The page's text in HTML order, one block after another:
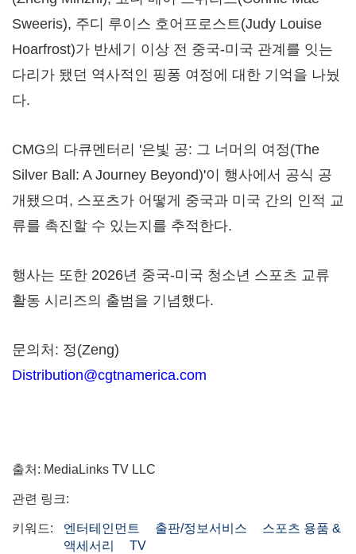
Sweeris), 주디 루이스 호어프로스트(Judy Louise
Hoarfrost)가 반세기 이상 전 중국-미국 관계를 잇는
다리가 됐던 역사적인 핑퐁 여정에 대한 기억을 나눴
다.
CMG의 다큐멘터리 '은빛 공: 그 너머의 여정(The
Silver Ball: A Journey Beyond)'이 행사에서 공식 공
개됐으며, 스포츠가 어떻게 중국과 미국 간의 인적 교
류를 촉진할 수 있는지를 추적한다.
행사는 또한 2026년 중국-미국 청소년 스포츠 교류
활동 시리즈의 출범을 기념했다.
문의처: 정(Zeng)
Distribution@cgtnamerica.com
출처: MediaLinks TV LLC
관련 링크:
키워드: 엔터테인먼트 출판/정보서비스
스포츠 용품 &
액세서리
TV